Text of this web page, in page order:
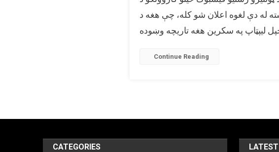
له دې لغوه اعلان شو کله، چې هغه د
Continue Reading
CATEGORIES